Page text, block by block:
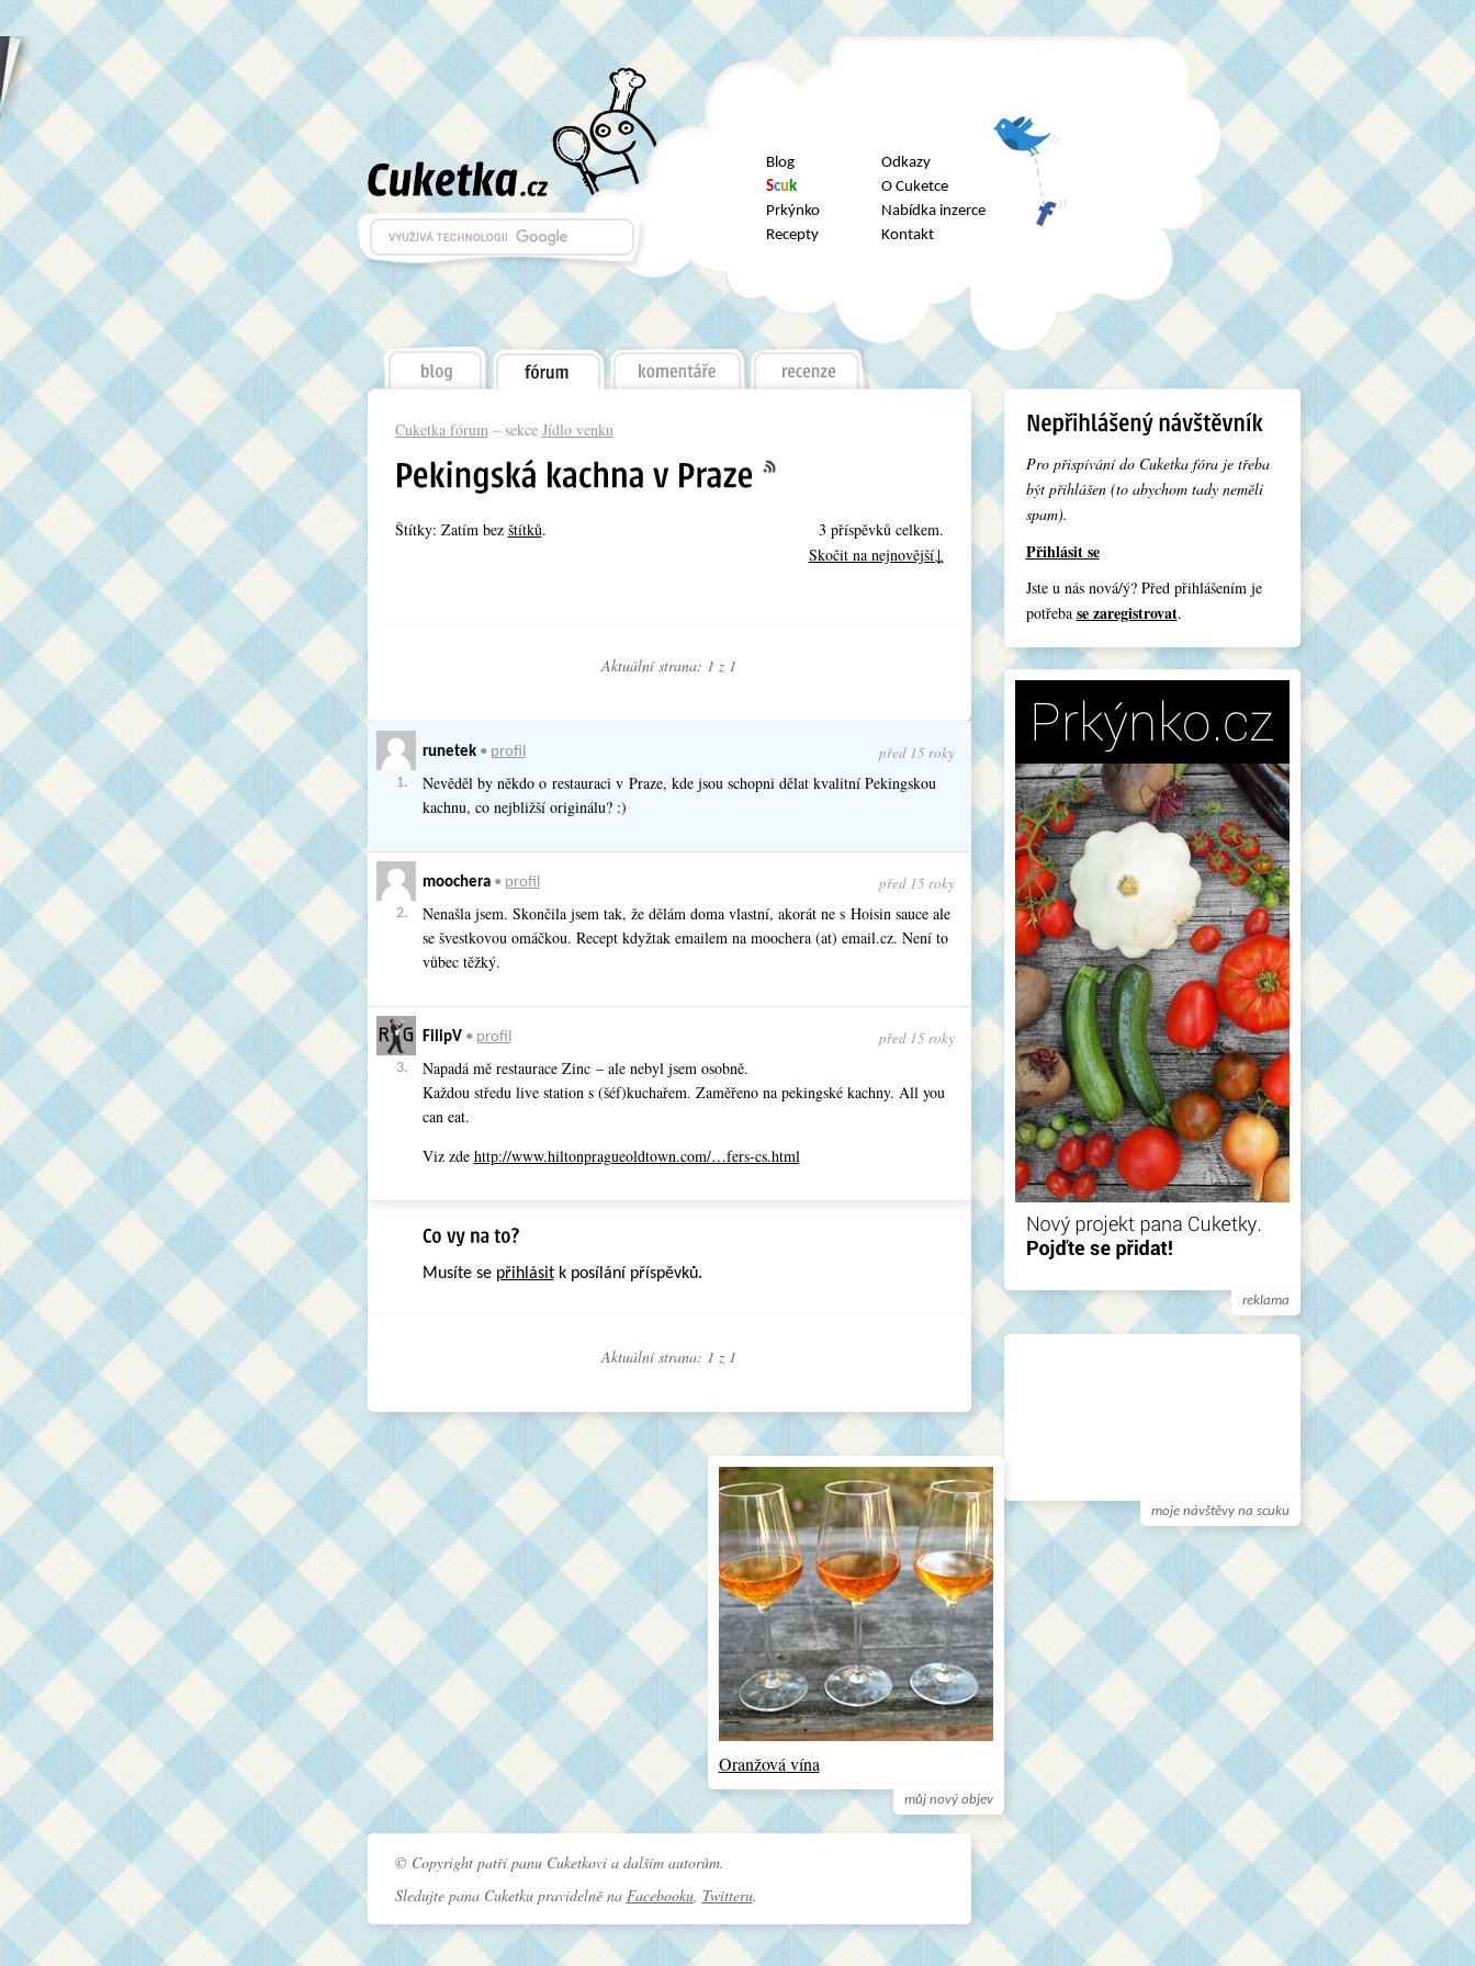
Blog
Scuk
Prkýnko
Recepty
Odkazy
O Cuketce
Nabídka inzerce
Kontakt
Cuketka fórum– sekce Jídlo venku
Štítky: Zatím bez štítků.
3 příspěvků celkem.
Skočit na nejnovější↓
Aktuální strana: 1 z 1
1.
runetek• profil před 15 roky
Nevěděl by někdo o restauraci v Praze, kde jsou schopni dělat kvalitní Pekingskou
kachnu, co nejbližší originálu? :)
2.
moochera• profil před 15 roky
Nenašla jsem. Skončila jsem tak, že dělám doma vlastní, akorát ne s Hoisin sauce ale
se švestkovou omáčkou. Recept kdyžtak emailem na moochera (at) email.cz. Není to
vůbec těžký.
3.
FilipV• profil před 15 roky
Napadá mě restaurace Zinc – ale nebyl jsem osobně.
Každou středu live station s (šéf)kuchařem. Zaměřeno na pekingské kachny. All you
can eat.
Viz zde http://www.hiltonpragueoldtown.com/…fers-cs.html
Musíte se přihlásitk posílání příspěvků.
Aktuální strana: 1 z 1
Pro přispívání do Cuketka fóra je třeba
být přihlášen (to abychom tady neměli
spam).
Přihlásit se
Jste u nás nová/ý? Před přihlášením je
potřeba se zaregistrovat.
reklama
moje návštěvy na scuku
můj nový objev
Oranžová vína
© Copyright patří panu Cuketkovi a dalším autorům.
Sledujte pana Cuketku pravidelně na Facebooku, Twitteru.